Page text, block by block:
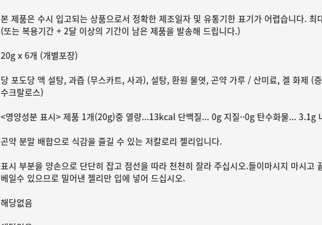
본 제품은 수시 입고되는 상품으로서 정확한 제조일자 및 유통기한 표기가 어렵습니다.
(또는 복용기간 + 2달 이상의 기간이 남은 제품을 발송해 드립니다.)
20g x 6개 (개별포장)
당 포도당 액 설탕, 과즙 (무스카트, 사과), 설탕, 환원 물엿, 곤약 가루 / 산미료, 겔 화제 (
수크랄로스)
<영양성분 표시> 제품 1개(20g)중 열량...13kcal 단백질... 0g 지질··0g 탄수화물... 3.1g
곤약 분말 배합으로 식감을 즐길 수 있는 저칼로리 젤리입니다.
표시 부분을 양손으로 단단히 잡고 점선을 따라 천천히 잘라 주십시오.들이마시지 마시고
베일수 있으므로 밀어낸 젤리만 입에 넣어 드십시오.
해당없음